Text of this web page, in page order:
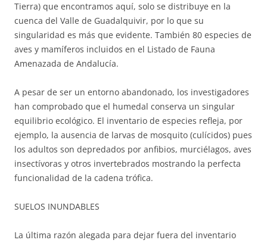
Tierra) que encontramos aquí, solo se distribuye en la
cuenca del Valle de Guadalquivir, por lo que su
singularidad es más que evidente. También 80 especies de
aves y mamíferos incluidos en el Listado de Fauna
Amenazada de Andalucía.
A pesar de ser un entorno abandonado, los investigadores
han comprobado que el humedal conserva un singular
equilibrio ecológico. El inventario de especies refleja, por
ejemplo, la ausencia de larvas de mosquito (culícidos) pues
los adultos son depredados por anfibios, murciélagos, aves
insectívoras y otros invertebrados mostrando la perfecta
funcionalidad de la cadena trófica.
SUELOS INUNDABLES
La última razón alegada para dejar fuera del inventario